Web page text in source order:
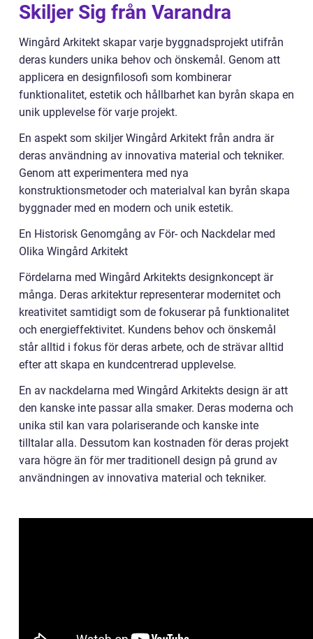
Skiljer Sig från Varandra
Wingård Arkitekt skapar varje byggnadsprojekt utifrån
deras kunders unika behov och önskemål. Genom att
applicera en designfilosofi som kombinerar
funktionalitet, estetik och hållbarhet kan byrån skapa en
unik upplevelse för varje projekt.
En aspekt som skiljer Wingård Arkitekt från andra är
deras användning av innovativa material och tekniker.
Genom att experimentera med nya
konstruktionsmetoder och materialval kan byrån skapa
byggnader med en modern och unik estetik.
En Historisk Genomgång av För- och Nackdelar med
Olika Wingård Arkitekt
Fördelarna med Wingård Arkitekts designkoncept är
många. Deras arkitektur representerar modernitet och
kreativitet samtidigt som de fokuserar på funktionalitet
och energieffektivitet. Kundens behov och önskemål
står alltid i fokus för deras arbete, och de strävar alltid
efter att skapa en kundcentrerad upplevelse.
En av nackdelarna med Wingård Arkitekts design är att
den kanske inte passar alla smaker. Deras moderna och
unika stil kan vara polariserande och kanske inte
tilltalar alla. Dessutom kan kostnaden för deras projekt
vara högre än för mer traditionell design på grund av
användningen av innovativa material och tekniker.